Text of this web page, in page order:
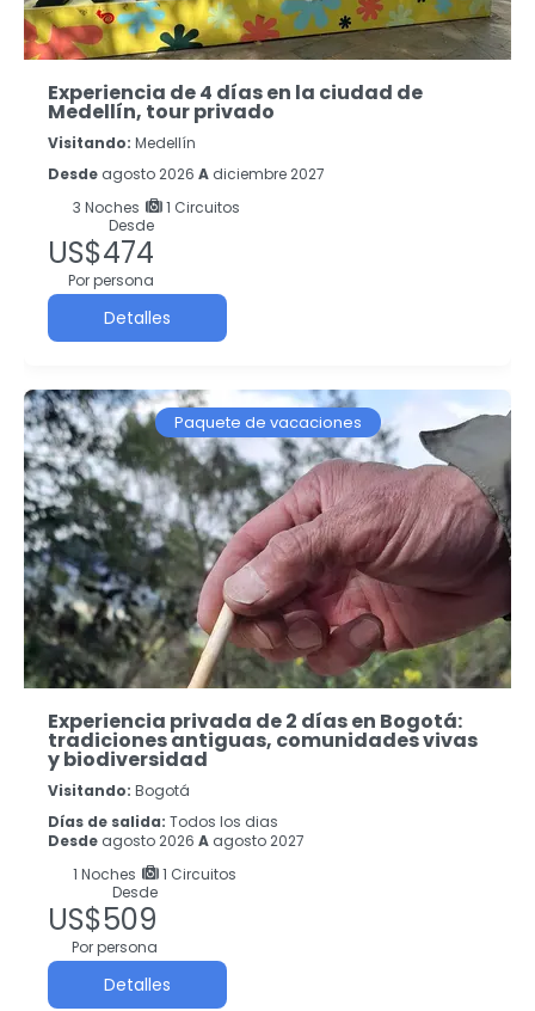
Experiencia de 4 días en la ciudad de
Medellín, tour privado
Visitando: Medellín
Desde agosto 2026 A diciembre 2027
3 Noches
1 Circuitos
Desde
US$474
Por persona
Detalles
Paquete de vacaciones
Experiencia privada de 2 días en Bogotá:
tradiciones antiguas, comunidades vivas
y biodiversidad
Visitando: Bogotá
Días de salida: Todos los dias
Desde agosto 2026 A agosto 2027
1 Noches
1 Circuitos
Desde
US$509
Por persona
Detalles